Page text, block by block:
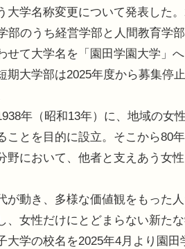
大学名称変更について発表した
部のうち経営学部と人間教育学
せて大学名を「園田学園大学」
期大学部は2025年度から募集停
年（昭和13年）に、地域の女
ことを目的に設立。そこから80
野において、他者と支えあう女
動き、多様な価値観をもった
、女性だけにとどまらない新た
大学の校名を2025年4月より園田